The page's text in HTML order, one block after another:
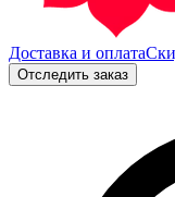
Доставка и оплата
Отследить заказ